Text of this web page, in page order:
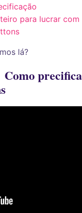
para lucrar com
lá?
Como